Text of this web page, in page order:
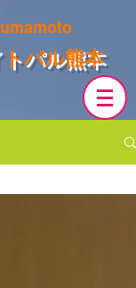
パル熊本